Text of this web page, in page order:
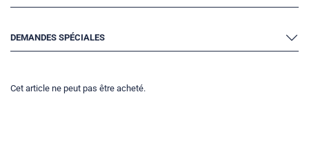
DEMANDES SPÉCIALES
Cet article ne peut pas être acheté.